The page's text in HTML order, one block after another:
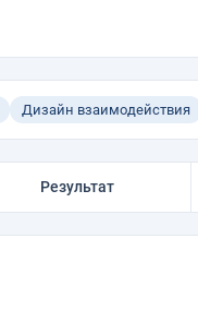
Дизайн взаимодействия
Результат